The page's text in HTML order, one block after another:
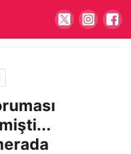
Çok sayıda yaralı